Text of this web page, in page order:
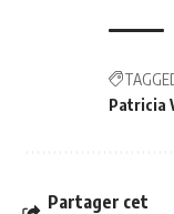
Patricia
Partager cet